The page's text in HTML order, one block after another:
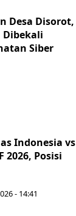
Desa Disorot,
Dibekali
Siber
Indonesia vs
2026, Posisi
- 14:41